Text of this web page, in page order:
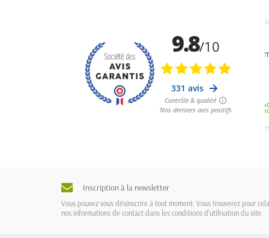
Inscription à la newsletter
Vous pouvez vous désinscrire à tout moment. Vous trouverez pour cela
nos informations de contact dans les conditions d'utilisation du site.